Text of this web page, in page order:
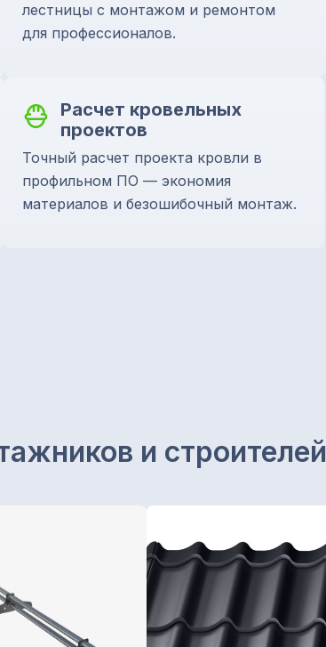
лестницы с монтажом и ремонтом
для профессионалов.
Расчет кровельных
проектов
Точный расчет проекта кровли в
профильном ПО — экономия
материалов и безошибочный монтаж.
и строителей